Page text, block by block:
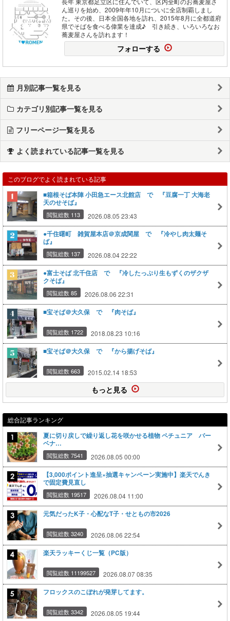
ん巡りを始め、2009年年10月についに全店制覇しまし
た。その後、日本全国各地を訪れ、2015年8月に全都道府
県でそばを食べる偉業を達成♪ 引き続き、いろいろなお
蕎麦屋さんを訪れます！
フォローする
月別記事一覧を見る
カテゴリ別記事一覧を見る
フリーページ一覧を見る
よく読まれている記事一覧を見る
このブログでよく読まれている記事
■箱根そば本陣 小田急エース北館店 で 『豆腐一丁 大海老
天のせそば』
閲覧総数 113 2026.08.05 23:43
●千住曙町 雑賀屋本店＠京成関屋 で 『冷やし肉太麺そ
ば』
閲覧総数 137 2026.08.04 22:22
●富士そば 北千住店 で 『冷したっぷり生もずくのザクザ
クそば』
閲覧総数 85 2026.08.06 22:31
■宝そば＠大久保 で 『肉そば』
閲覧総数 1722 2018.08.23 10:16
■宝そば＠大久保 で 『から揚げそば』
閲覧総数 663 2015.02.14 18:53
もっと見る
総合記事ランキング
夏に切り戻しで繰り返し花を咲かせる植物 ペチュニア バー
ベナ…
閲覧総数 7541 2026.08.05 00:00
【3,000ポイント進呈×抽選キャンペーン実施中】楽天でんき
で固定費見直し
閲覧総数 19517 2026.08.04 11:00
元気だったK子・心配なT子・せともの市2026
閲覧総数 3240 2026.08.06 22:54
楽天ラッキーくじ一覧（PC版）
閲覧総数 11199527 2026.08.07 08:35
フロックスのこぼれが発芽してます。
閲覧総数 3342 2026.08.05 19:44